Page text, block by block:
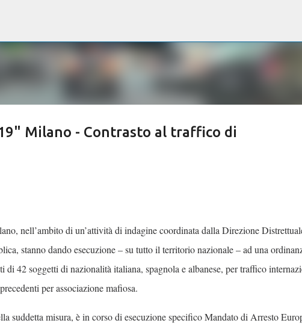
Milano - Contrasto al traffico di
nell’ambito di un’attività di indagine coordinata dalla Direzione
stanno dando esecuzione – su tutto il territorio nazionale – ad una
42 soggetti di nazionalità italiana, spagnola e albanese, per traffico
per associazione mafiosa.
suddetta misura, è in corso di esecuzione specifico Mandato di Arresto